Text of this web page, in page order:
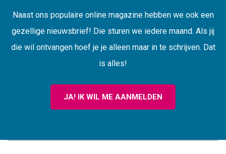
Naast ons populaire online magazine hebben we ook een
gezellige nieuwsbrief! Die sturen we iedere maand. Als jij
die wil ontvangen hoef je je alleen maar in te schrijven. Dat
is alles!
JA! IK WIL ME AANMELDEN